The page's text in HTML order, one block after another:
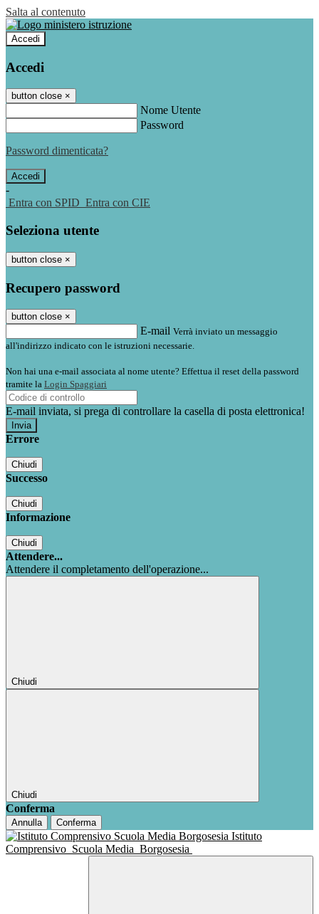
Salta al contenuto
Accedi
Accedi
button close ×
Nome Utente
Password
Password dimenticata?
-
Entra con SPID Entra con CIE
Seleziona utente
button close ×
Recupero password
button close ×
E-mail Verrà inviato un messaggio
all'indirizzo indicato con le istruzioni necessarie.
Non hai una e-mail associata al nome utente? Effettua il reset della password
tramite la Login Spaggiari
E-mail inviata, si prega di controllare la casella di posta elettronica!
Errore
Chiudi
Successo
Chiudi
Informazione
Chiudi
Attendere...
Attendere il completamento dell'operazione...
Chiudi
Chiudi
Conferma
Annulla Conferma
Istituto
Comprensivo Scuola Media Borgosesia